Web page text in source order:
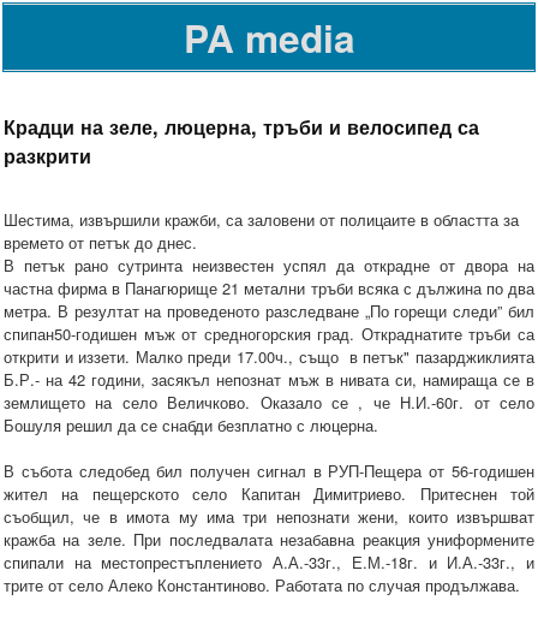
PA media
Крадци на зеле, люцерна, тръби и велосипед са
разкрити
Шестима, извършили кражби, са заловени от полицаите в областта за
времето от петък до днес.
В петък рано сутринта неизвестен успял да открадне от двора на
частна фирма в Панагюрище 21 метални тръби всяка с дължина по два
метра. В резултат на проведеното разследване „По горещи следи” бил
спипан50-годишен мъж от средногорския град. Откраднатите тръби са
открити и иззети. Малко преди 17.00ч., също в петък" пазарджиклията
Б.Р.- на 42 години, засякъл непознат мъж в нивата си, намираща се в
землището на село Величково. Оказало се , че Н.И.-60г. от село
Бошуля решил да се снабди безплатно с люцерна.
В събота следобед бил получен сигнал в РУП-Пещера от 56-годишен
жител на пещерското село Капитан Димитриево. Притеснен той
съобщил, че в имота му има три непознати жени, които извършват
кражба на зеле. При последвалата незабавна реакция униформените
спипали на местопрестъплението А.А.-33г., Е.М.-18г. и И.А.-33г., и
трите от село Алеко Константиново. Работата по случая продължава.